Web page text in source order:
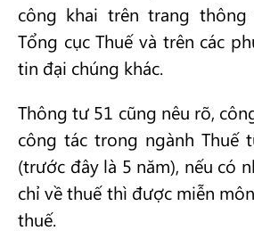
công khai trên trang
Tổng cục Thuế và trên các
tin đại chúng khác.
Thông tư 51 cũng nêu rõ,
công tác trong ngành Thuế
(trước đây là 5 năm), nếu có
chỉ về thuế thì được miễn
thuế.